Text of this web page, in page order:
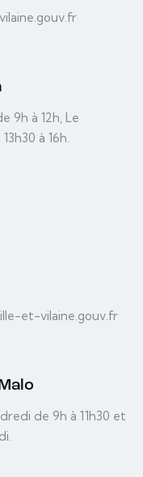
9h à 12h, Le
à 16h.
et-vilaine.gouv.fr
de 9h à 11h30 et